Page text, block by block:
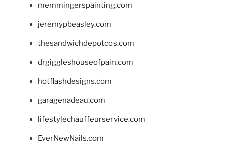
memmingerspainting.com
jeremypbeasley.com
thesandwichdepotcos.com
drgiggleshouseofpain.com
hotflashdesigns.com
garagenadeau.com
lifestylechauffeurservice.com
EverNewNails.com